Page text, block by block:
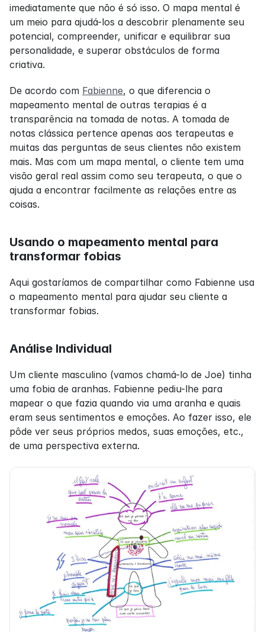
imediatamente que não é só isso. O mapa mental é
um meio para ajudá-los a descobrir plenamente seu
potencial, compreender, unificar e equilibrar sua
personalidade, e superar obstáculos de forma
criativa.
De acordo com Fabienne, o que diferencia o
mapeamento mental de outras terapias é a
transparência na tomada de notas. A tomada de
notas clássica pertence apenas aos terapeutas e
muitas das perguntas de seus clientes não existem
mais. Mas com um mapa mental, o cliente tem uma
visão geral real assim como seu terapeuta, o que o
ajuda a encontrar facilmente as relações entre as
coisas.
Usando o mapeamento mental para
transformar fobias
Aqui gostaríamos de compartilhar como Fabienne usa
o mapeamento mental para ajudar seu cliente a
transformar fobias.
Análise Individual
Um cliente masculino (vamos chamá-lo de Joe) tinha
uma fobia de aranhas. Fabienne pediu-lhe para
mapear o que fazia quando via uma aranha e quais
eram seus sentimentos e emoções. Ao fazer isso, ele
pôde ver seus próprios medos, suas emoções, etc.,
de uma perspectiva externa.